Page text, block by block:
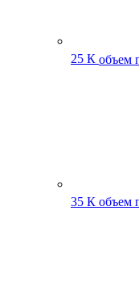
25 К объем
35 К объем